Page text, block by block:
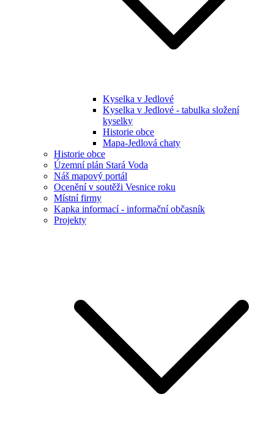
Kyselka v Jedlové
Kyselka v Jedlové - tabulka složení
kyselky
Historie obce
Mapa-Jedlová chaty
Historie obce
Územní plán Stará Voda
Náš mapový portál
Ocenění v soutěži Vesnice roku
Místní firmy
Kapka informací - informační občasník
Projekty